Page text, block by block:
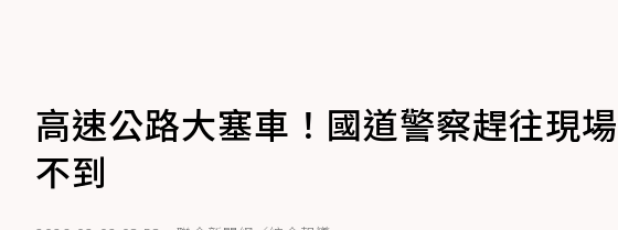
高速公路大塞車！國道警察趕往現
不到